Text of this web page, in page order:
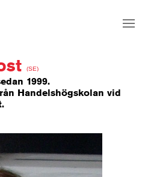
(SE)
1999.
Handelshögskolan vid